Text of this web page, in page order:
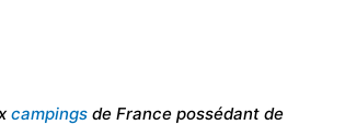
campings de France possédant de